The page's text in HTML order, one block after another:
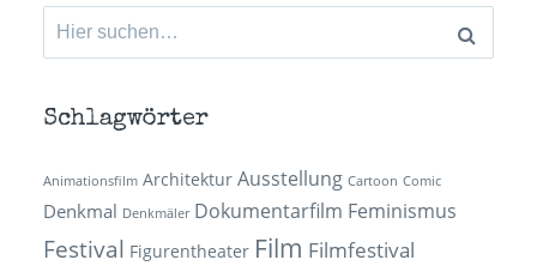
Suchen
nach:
Schlagwörter
Animationsfilm Architektur Ausstellung Cartoon Comic
Denkmal Denkmäler Dokumentarfilm Feminismus
Festival Figurentheater Film Filmfestival